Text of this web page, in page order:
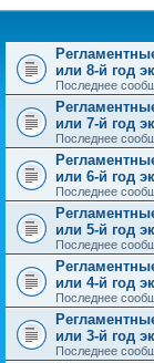
или 8-й год
Последнее
или 7-й год
Последнее
или 6-й год
Последнее
или 5-й год
Последнее
или 4-й год
Последнее
или 3-й год
Последнее